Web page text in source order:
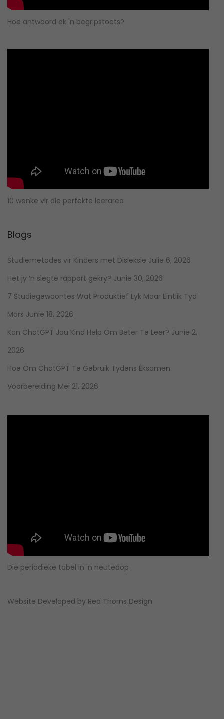
Hoe antwoord ek 'n begripstoets?
10 wenke vir die perfekte leerarea
Blogs
Studiemetodes vir Kinders met Disleksie Julie 6, 2026
Het jy ‘n slegte rapport gekry? Junie 30, 2026
7 Studiegewoontes Wat Produktief Lyk Maar Eintlik Tyd
Mors Junie 18, 2026
Kan ChatGPT Jou Kind Help Om Beter Te Leer? Junie 2,
2026
Hoe Om ChatGPT Te Gebruik Tydens Eksamen
Voorbereiding Mei 21, 2026
Die periodieke tabel in 'n neutedop
Website Developed by Red Thorns Design